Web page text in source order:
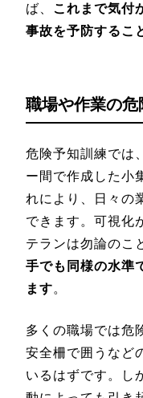
ば、 これまで気付
事故を予防するこ
職場や作業の
危険予知訓練では
ー間で作成した小
れにより、日々の
できます。可視化
テランは勿論のこ
手でも同様の水準
ます。
多くの職場では危
安全柵で囲うなど
いるはずです。し